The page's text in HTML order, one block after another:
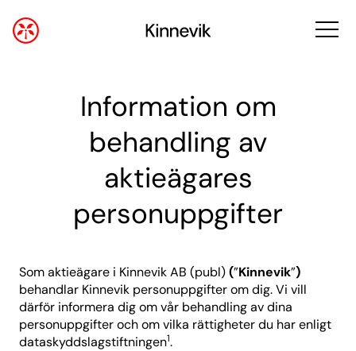
Information om
behandling av
aktieägares
personuppgifter
Som aktieägare i Kinnevik AB (publ)(”Kinnevik”)
behandlar Kinnevik personuppgifter om dig. Vi vill
därför informera dig om vår behandling av dina
personuppgifter och om vilka rättigheter du har enligt
dataskyddslagstiftningen1.